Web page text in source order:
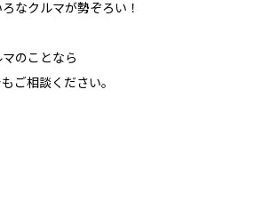
なクルマが勢ぞろい！
のことなら
ご相談ください。